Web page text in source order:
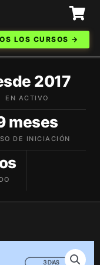
LOS CURSOS →
2017
EN ACTIVO
meses
DE INICIACIÓN